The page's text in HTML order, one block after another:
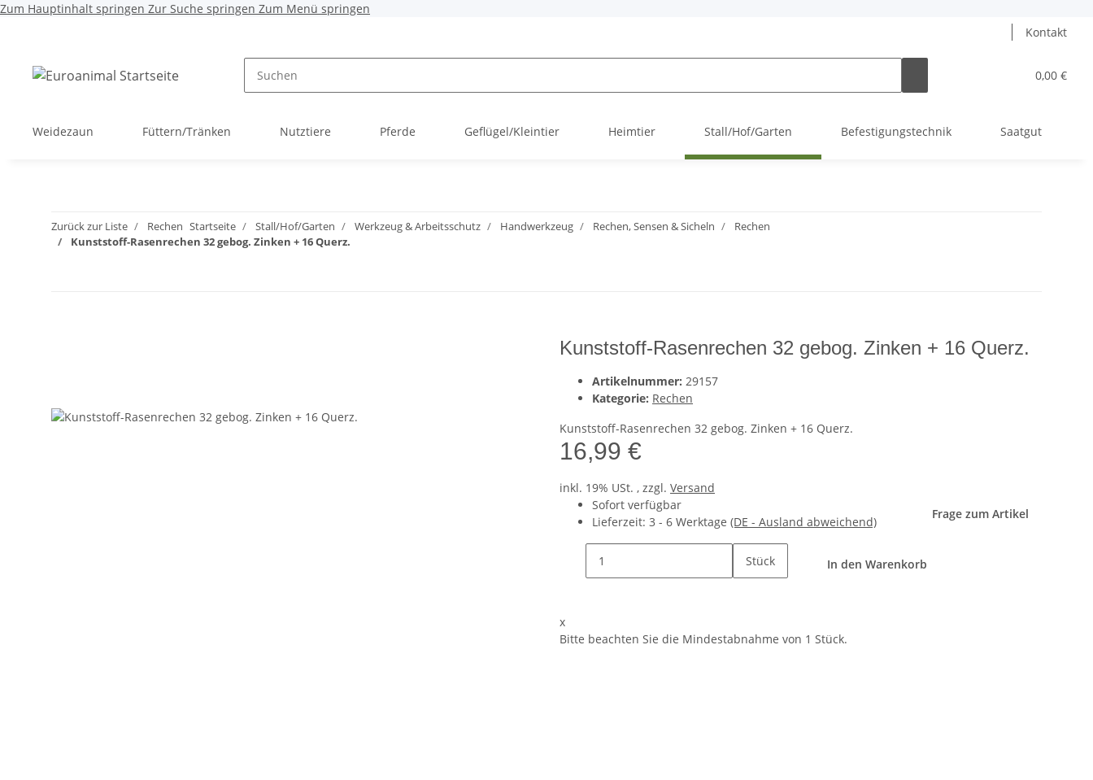
Zum Hauptinhalt springen Zur Suche springen Zum Menü springen
Kontakt
0,00 €
Weidezaun Füttern/Tränken Nutztiere Pferde Geflügel/Kleintier Heimtier Stall/Hof/Garten Befestigungstechnik Saatgut
Zurück zur Liste Rechen Startseite Stall/Hof/Garten Werkzeug & Arbeitsschutz Handwerkzeug Rechen, Sensen & Sicheln
Rechen
Kunststoff-Rasenrechen 32 gebog. Zinken + 16 Querz.
Kunststoff-Rasenrechen 32 gebog. Zinken + 16 Querz.
Artikelnummer: 29157
Kategorie: Rechen
Kunststoff-Rasenrechen 32 gebog. Zinken + 16 Querz.
16,99 €
inkl. 19% USt. , zzgl. Versand
Sofort verfügbar
Lieferzeit: 3 - 6 Werktage (DE - Ausland abweichend)
Frage zum Artikel
Stück In den Warenkorb
x
Bitte beachten Sie die Mindestabnahme von 1 Stück.